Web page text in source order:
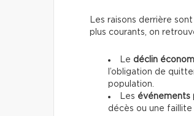
Les raisons derrière
plus courants, on
Le déclin
l’obligation de
population.
Les événements
décès ou une